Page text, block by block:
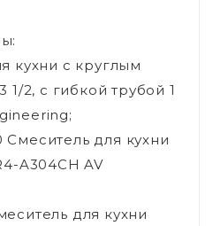
кухни с круглым
2, с гибкой трубой 1
Смеситель для кухни
A304CH AV
для кухни